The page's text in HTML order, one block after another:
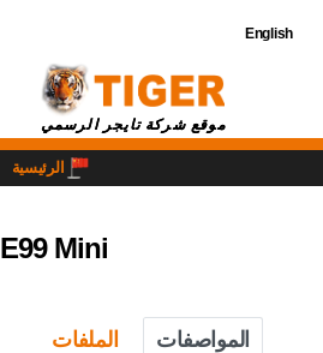
English
موقع شركة تايجر الرسمي
الرئيسية
E99 Mini
المواصفات الملفات